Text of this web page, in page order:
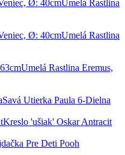
Umelá Rastlina
Umelá Rastlina
Umelá Rastlina Eremus,
Savá Utierka Paula 6-Dielna
Kreslo 'ušiak' Oskar Antracit
Pre Deti Pooh